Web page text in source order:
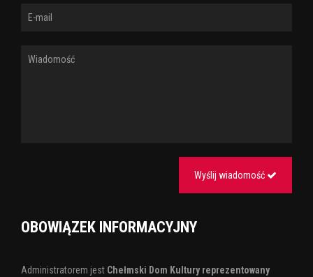
Wyślij wiadomość
OBOWIĄZEK INFORMACYJNY
Administratorem jest Chełmski Dom Kultury reprezentowany